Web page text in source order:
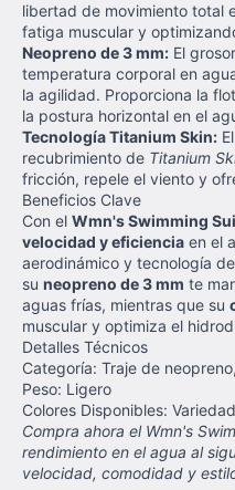
libertad de movimiento total
fatiga muscular y
Neopreno de 3 mm: El
temperatura corporal en
la agilidad. Proporciona la
la postura horizontal en el
Tecnología Titanium Skin:
recubrimiento de Titanium
fricción, repele el viento y
Beneficios Clave
Con el Wmn's Swimming
velocidad y eficiencia en el
aerodinámico y tecnología
su neopreno de 3 mm te
aguas frías, mientras que su
muscular y optimiza el
Detalles Técnicos
Categoría: Traje de
Peso: Ligero
Colores Disponibles:
Compra ahora el Wmn's
rendimiento en el agua al
velocidad, comodidad y